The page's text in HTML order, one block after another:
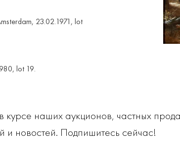
23.02.1971, lot
lot 19.
в курсе наших аукционов, частных
и новостей. Подпишитесь сейчас!